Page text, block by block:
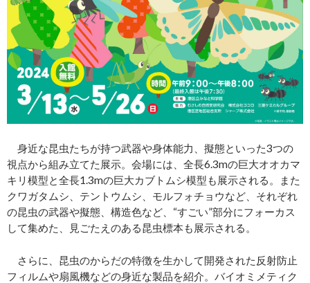
身近な昆虫たちが持つ武器や身体能力、擬態といった3つの
視点から組み立てた展示。会場には、全長6.3mの巨大オオカマ
キリ模型と全長1.3mの巨大カブトムシ模型も展示される。また
クワガタムシ、テントウムシ、モルフォチョウなど、それぞれ
の昆虫の武器や擬態、構造色など、“すごい”部分にフォーカス
して集めた、見ごたえのある昆虫標本も展示される。
さらに、昆虫のからだの特徴を生かして開発された反射防止
フィルムや扇風機などの身近な製品を紹介。バイオミメティク